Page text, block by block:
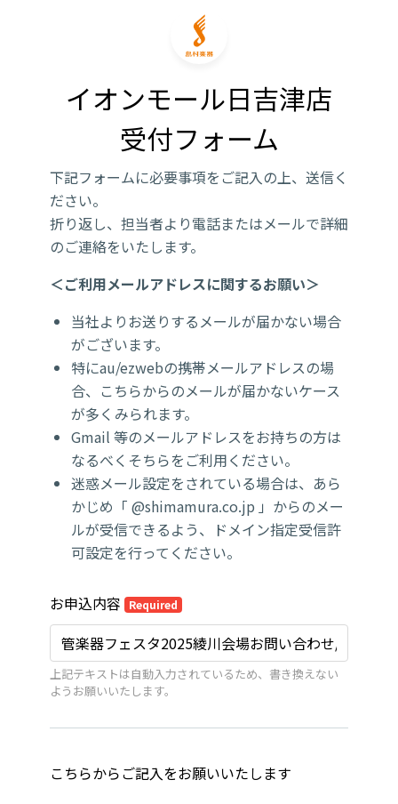
イオンモール日吉津店
受付フォーム
下記フォームに必要事項をご記入の上、送信く
ださい。
折り返し、担当者より電話またはメールで詳細
のご連絡をいたします。
＜ご利用メールアドレスに関するお願い＞
当社よりお送りするメールが届かない場合
がございます。
特にau/ezwebの携帯メールアドレスの場
合、こちらからのメールが届かないケース
が多くみられます。
Gmail 等のメールアドレスをお持ちの方は
なるべくそちらをご利用ください。
迷惑メール設定をされている場合は、あら
かじめ「 @shimamura.co.jp 」からのメー
ルが受信できるよう、ドメイン指定受信許
可設定を行ってください。
お申込内容 Required
上記テキストは自動入力されているため、書き換えない
ようお願いいたします。
こちらからご記入をお願いいたします